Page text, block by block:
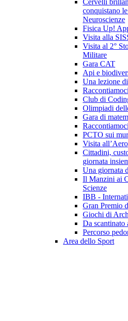
Cervelli
conquistano
Neuroscienze
Fisica Up!
Visita alla
Visita al 2°
Militare
Gara CAT
Api e
Una lezione
Club di
Olimpiadi
Gara di
PCTO sui
Visita
Cittadini,
giornata
Una giornata
Il Manzini ai
Scienze
IBB -
Gran Premio
Giochi di
Da scantinato
Percorso
Area dello Sport